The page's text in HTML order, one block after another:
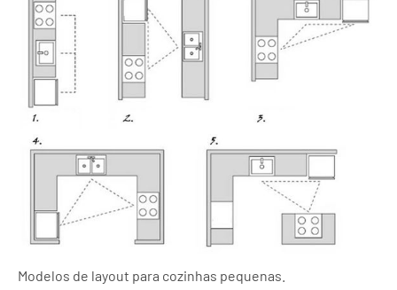
Modelos de layout para cozinhas pequenas.